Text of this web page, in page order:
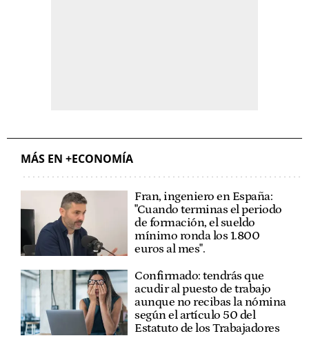
MÁS EN +ECONOMÍA
Fran, ingeniero en España:
"Cuando terminas el periodo
de formación, el sueldo
mínimo ronda los 1.800
euros al mes".
Confirmado: tendrás que
acudir al puesto de trabajo
aunque no recibas la nómina
según el artículo 50 del
Estatuto de los Trabajadores